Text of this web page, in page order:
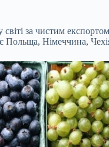
світі за чистим
Польща, Німеччина,